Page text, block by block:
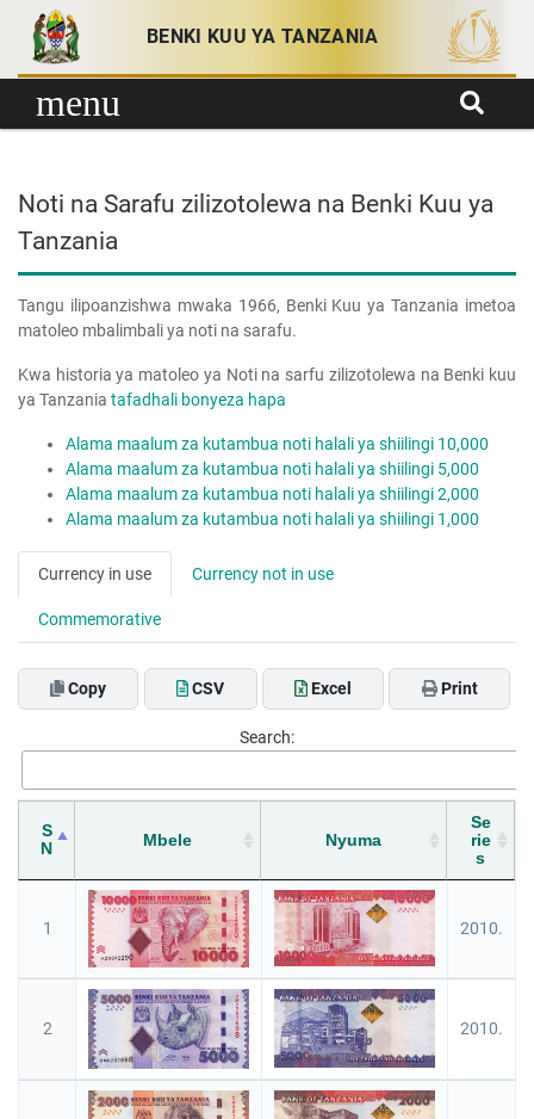
Skip to content
BENKI KUU YA TANZANIA
menu
Noti na Sarafu zilizotolewa na Benki Kuu ya
Tanzania
Tangu ilipoanzishwa mwaka 1966, Benki Kuu ya Tanzania imetoa
matoleo mbalimbali ya noti na sarafu.
Kwa historia ya matoleo ya Noti na sarfu zilizotolewa na Benki kuu
ya Tanzania tafadhali bonyeza hapa
Alama maalum za kutambua noti halali ya shiilingi 10,000
Alama maalum za kutambua noti halali ya shiilingi 5,000
Alama maalum za kutambua noti halali ya shiilingi 2,000
Alama maalum za kutambua noti halali ya shiilingi 1,000
Currency in use Currency not in use
Commemorative
Copy CSV Excel Print
Search:
S
N
Mbele Nyuma
Se
rie
s
1 2010.
2 2010.